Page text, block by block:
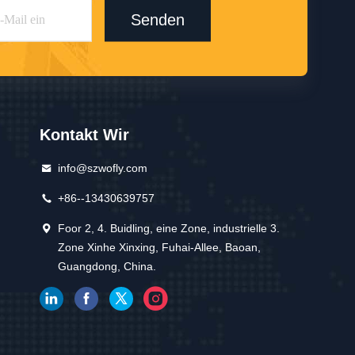
Senden
Kontakt Wir
info@szwofly.com
+86--13430639757
Foor 2, 4. Buidling, eine Zone, industrielle 3.
Zone Xinhe Xinxing, Fuhai-Allee, Baoan,
Guangdong, China.